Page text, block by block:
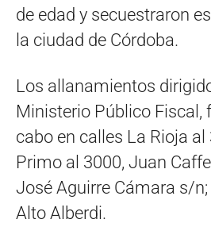
de edad y secuestraron
la ciudad de Córdoba.
Los allanamientos
Ministerio Público Fiscal,
cabo en calles La Rioja
Primo al 3000, Juan
José Aguirre Cámara s/
Alto Alberdi.